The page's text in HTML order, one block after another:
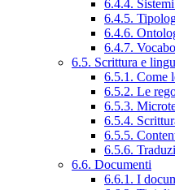
6.4.4.
6.4.5.
6.4.6.
6.4.7.
6.5. Scrittura e
6.5.1. Come
6.5.2. Le
6.5.3.
6.5.4.
6.5.5.
6.5.6.
6.6. Documenti
6.6.1. I